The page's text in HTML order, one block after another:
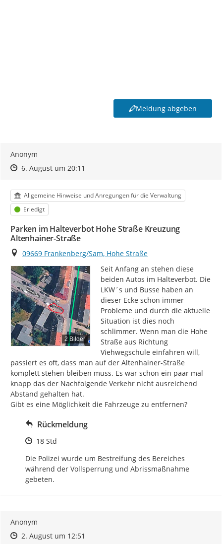
Meldung abgeben
Anonym
Zeitpunkt des Erstellens
Zeitpunkt des Erstellens
6. August um 20:11
Kategorie
Allgemeine Hinweise und Anregungen für die Verwaltung
Status
Erledigt
Parken im Halteverbot Hohe Straße Kreuzung
Altenhainer-Straße
Ort
09669 Frankenberg/Sam, Hohe Straße
2 Bilder
Seit Anfang an stehen diese
beiden Autos im Halteverbot. Die
LKW´s und Busse haben an
dieser Ecke schon immer
Probleme und durch die aktuelle
Situation ist dies noch
schlimmer. Wenn man die Hohe
Straße aus Richtung
Viehwegschule einfahren will,
passiert es oft, dass man auf der Altenhainer-Straße
komplett stehen bleiben muss. Es war schon ein paar mal
knapp das der Nachfolgende Verkehr nicht ausreichend
Abstand gehalten hat.
Gibt es eine Möglichkeit die Fahrzeuge zu entfernen?
Rückmeldung
Zeitpunkt des Erstellens
18 Std
Die Polizei wurde um Bestreifung des Bereiches
während der Vollsperrung und Abrissmaßnahme
gebeten.
Anonym
Zeitpunkt des Erstellens
Zeitpunkt des Erstellens
2. August um 12:51